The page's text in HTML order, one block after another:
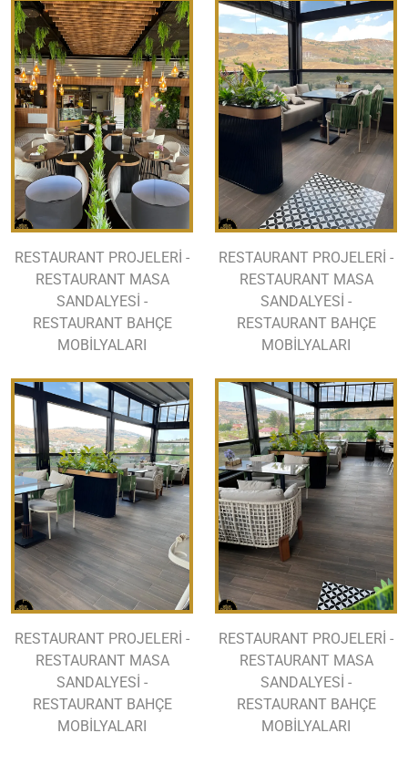
RESTAURANT PROJELERİ -
RESTAURANT MASA
SANDALYESİ -
RESTAURANT BAHÇE
MOBİLYALARI
RESTAURANT PROJELERİ -
RESTAURANT MASA
SANDALYESİ -
RESTAURANT BAHÇE
MOBİLYALARI
RESTAURANT PROJELERİ -
RESTAURANT MASA
SANDALYESİ -
RESTAURANT BAHÇE
MOBİLYALARI
RESTAURANT PROJELERİ -
RESTAURANT MASA
SANDALYESİ -
RESTAURANT BAHÇE
MOBİLYALARI